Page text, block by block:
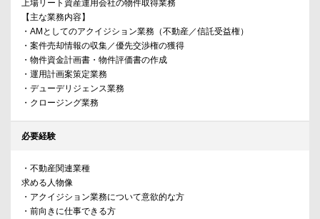
上場リート資産運用会社の物件取得業務
【主な業務内容】
・AMとしてのアクイジション業務（不動産／信託受益権）
・案件売却情報の収集／優先交渉権の獲得
・物件資金計画書・物件評価書の作成
・運用計画案策定業務
・デューデリジェンス業務
・クロージング業務
必要経験
・不動産関連業種
求める人物像
・アクイジション業務について意欲的な方
・前向きに仕事できる方